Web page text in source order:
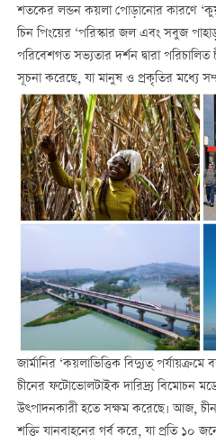
শতকের লন্ডন কয়লা পোড়ানোর কারণে
চিন পিংয়ের ‘পরিস্কার জল এবং সবুজ
পরিবেশগত সভ্যতার দর্শন দ্বারা
সূচনা করেছে, যা মানুষ ও প্রকৃতির মধ্যে
জার্মানির ‘কয়লাভিত্তিক বিদ্যুত্ পর্যায়ক্রমে
চীনের ফটোভোলটাইক দারিদ্র্য বিমোচন
‌উত্পাদনকারী হতে সক্ষম করেছে। আজ,
শক্তি যানবাহনের গর্ব করে, যা প্রতি ১০